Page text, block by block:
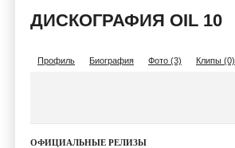
ДИСКОГРАФИЯ OIL 10
Профиль Биография Фото (3) Клипы (0)
ОФИЦИАЛЬНЫЕ РЕЛИЗЫ